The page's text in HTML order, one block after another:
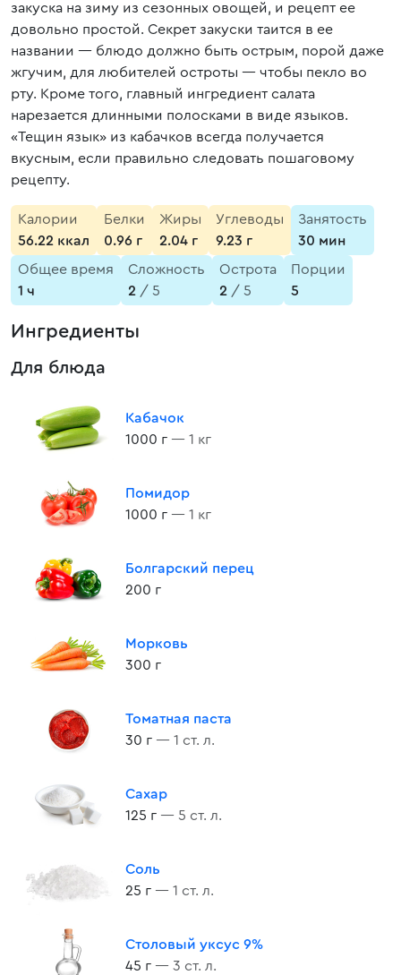
закуска на зиму из сезонных овощей, и рецепт ее
довольно простой. Секрет закуски таится в ее
названии — блюдо должно быть острым, порой даже
жгучим, для любителей остроты — чтобы пекло во
рту. Кроме того, главный ингредиент салата
нарезается длинными полосками в виде языков.
«Тещин язык» из кабачков всегда получается
вкусным, если правильно следовать пошаговому
рецепту.
Калории
56.22 ккал
Белки
0.96 г
Жиры
2.04 г
Углеводы
9.23 г
Занятость
30 мин
Общее время
1 ч
Сложность
2 / 5
Острота
2 / 5
Порции
5
Ингредиенты
Для блюда
Кабачок
1000 г — 1 кг
Помидор
1000 г — 1 кг
Болгарский перец
200 г
Морковь
300 г
Томатная паста
30 г — 1 ст. л.
Сахар
125 г — 5 ст. л.
Соль
25 г — 1 ст. л.
Столовый уксус 9%
45 г — 3 ст. л.